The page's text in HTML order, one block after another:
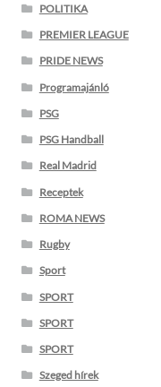
POLITIKA
PREMIER LEAGUE
PRIDE NEWS
Programajánló
PSG
PSG Handball
Real Madrid
Receptek
ROMA NEWS
Rugby
Sport
SPORT
SPORT
SPORT
Szeged hírek